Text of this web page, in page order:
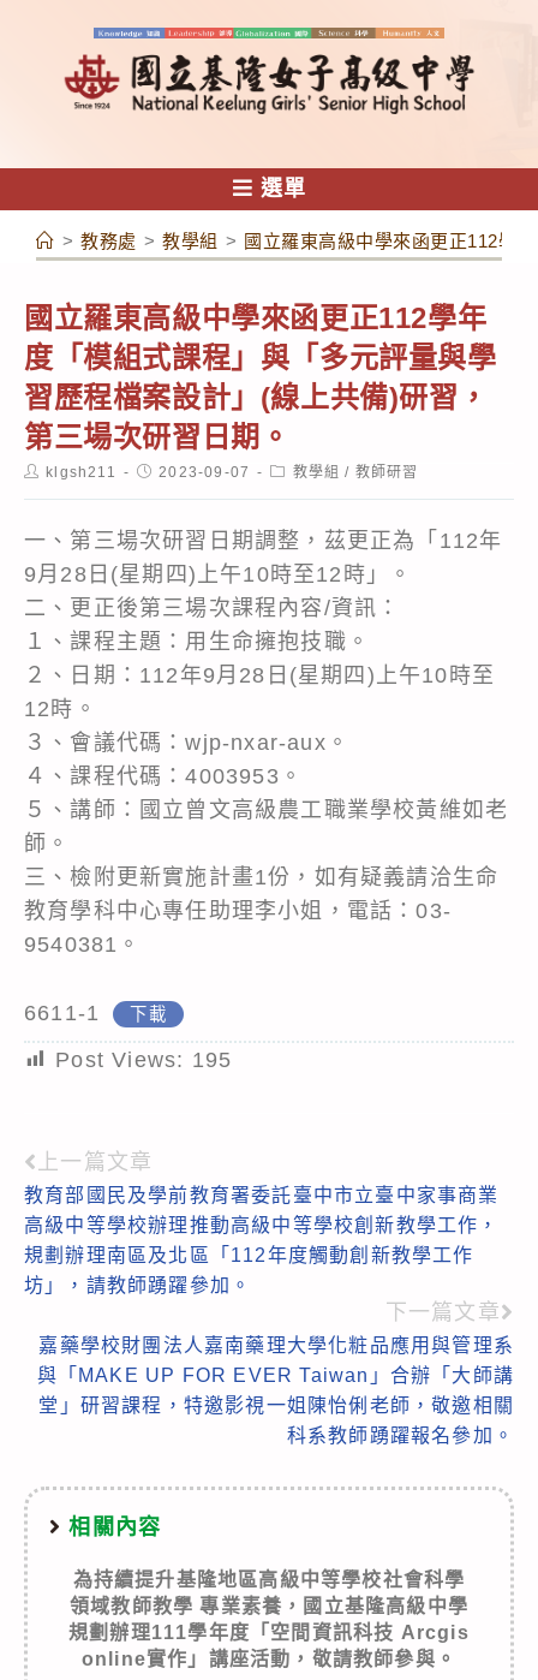
容
選單
> 教務處 > 教學組 > 國立羅東高級中學來函更正112學
國立羅東高級中學來函更正112學年
度「模組式課程」與「多元評量與學
習歷程檔案設計」(線上共備)研習，
第三場次研習日期。
Postklgsh211
Post2023-09-07
Post教學組 / 教師研習
一、第三場次研習日期調整，茲更正為「112年
9月28日(星期四)上午10時至12時」。
二、更正後第三場次課程內容/資訊：
１、課程主題：用生命擁抱技職。
２、日期：112年9月28日(星期四)上午10時至
12時。
３、會議代碼：wjp-nxar-aux。
４、課程代碼：4003953。
５、講師：國立曾文高級農工職業學校黃維如老
師。
三、檢附更新實施計畫1份，如有疑義請洽生命
教育學科中心專任助理李小姐，電話：03-
9540381。
6611-1 下載
Post Views: 195
Read
more
articles
上一篇文章
教育部國民及學前教育署委託臺中市立臺中家事商業
高級中等學校辦理推動高級中等學校創新教學工作，
規劃辦理南區及北區「112年度觸動創新教學工作
坊」，請教師踴躍參加。
下一篇文章
嘉藥學校財團法人嘉南藥理大學化粧品應用與管理系
與「MAKE UP FOR EVER Taiwan」合辦「大師講
堂」研習課程，特邀影視一姐陳怡俐老師，敬邀相關
科系教師踴躍報名參加。
相關內容
為持續提升基隆地區高級中等學校社會科學
領域教師教學 專業素養，國立基隆高級中學
規劃辦理111學年度「空間資訊科技 Arcgis
online實作」講座活動，敬請教師參與。